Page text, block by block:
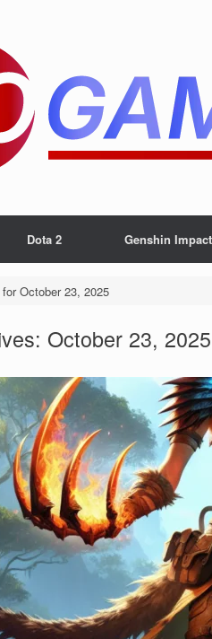
Dota 2 Genshin Impact
October 23, 2025
October 23, 2025